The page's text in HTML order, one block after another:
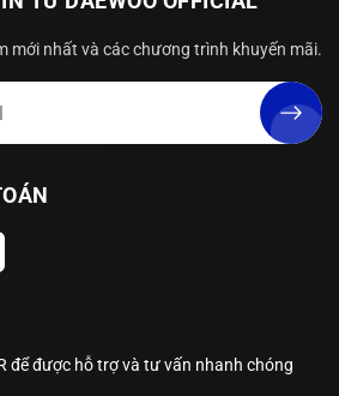
mới nhất và các chương trình khuyến mãi.
để được hỗ trợ và tư vấn nhanh chóng